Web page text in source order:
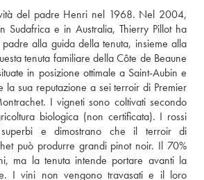
del padre Henri nel 1968. Nel 2004,
Sudafrica e in Australia, Thierry Pillot ha
alla guida della tenuta, insieme alla
tenuta familiare della Côte de Beaune
in posizione ottimale a Saint-Aubin e
la sua reputazione a sei terroir di Premier
I vigneti sono coltivati secondo
biologica (non certificata). I rossi
e dimostrano che il terroir di
può produrre grandi pinot noir. Il 70%
ma la tenuta intende portare avanti la
I vini non vengono travasati e il loro